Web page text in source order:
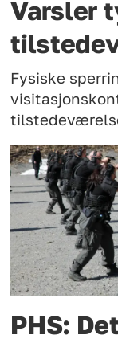
Varsler
Fysiske
PHS: